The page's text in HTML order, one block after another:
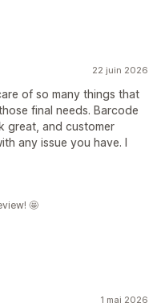
22 juin 2026
of so many things that
final needs. Barcode
great, and customer
any issue you have. I
🤩
1 mai 2026